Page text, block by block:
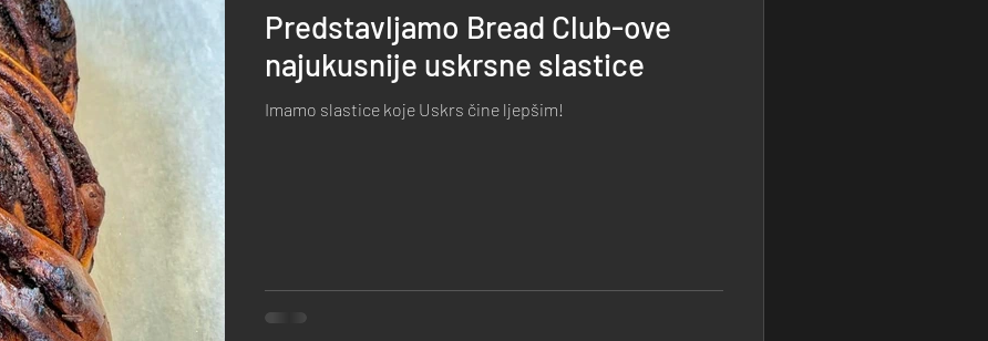
Predstavljamo Bread Club-ove
najukusnije uskrsne slastice
Imamo slastice koje Uskrs čine ljepšim!